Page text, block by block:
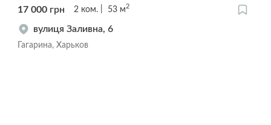
17 000 грн 2 ком. 53 м2
вулиця Заливна, 6
Гагарина, Харьков